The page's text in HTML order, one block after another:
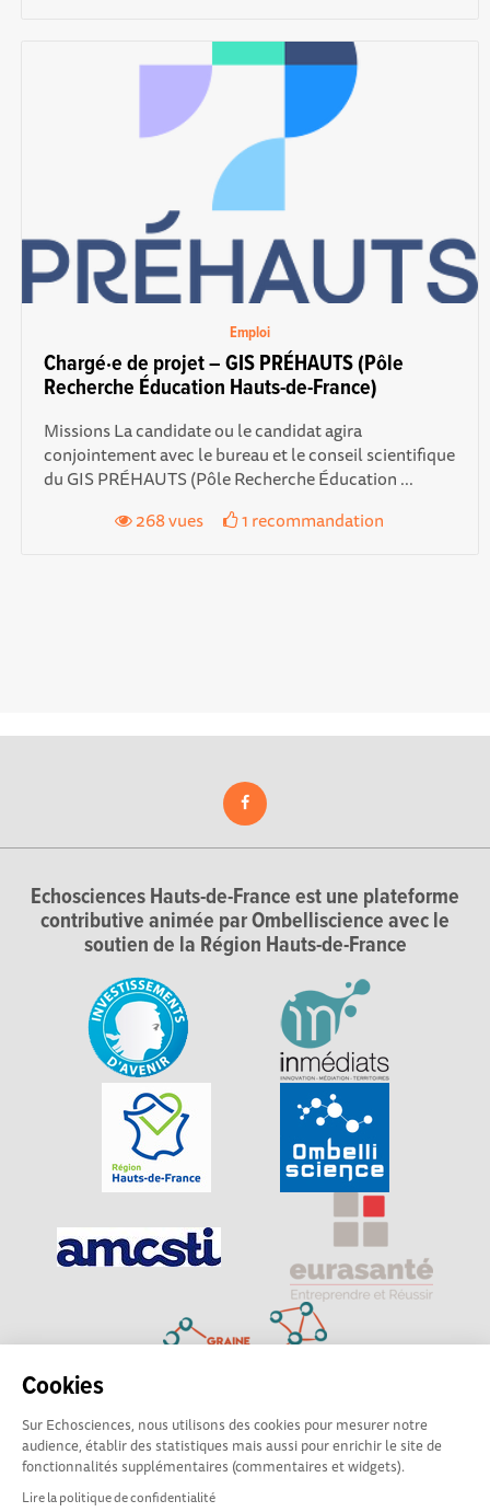
Cookies
Sur Echosciences, nous utilisons des cookies pour mesurer notre
audience, établir des statistiques mais aussi pour enrichir le site de
fonctionnalités supplémentaires (commentaires et widgets).
Lire la politique de confidentialité
Emploi
Chargé·e de projet – GIS PRÉHAUTS (Pôle
Recherche Éducation Hauts-de-France)
Missions La candidate ou le candidat agira
conjointement avec le bureau et le conseil scientifique
du GIS PRÉHAUTS (Pôle Recherche Éducation ...
268 vues
1 recommandation
Echosciences Hauts-de-France est une plateforme
contributive animée par Ombelliscience avec le
soutien de la Région Hauts-de-France
Explorer, s’exprimer, rentrer en contact : Echosciences
Hauts-de-France est le réseau social des amateurs de
sciences et de technologies du territoire